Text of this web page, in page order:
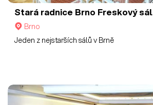
Stará radnice Brno Freskový sál
Brno
Jeden z nejstarších sálů v Brně